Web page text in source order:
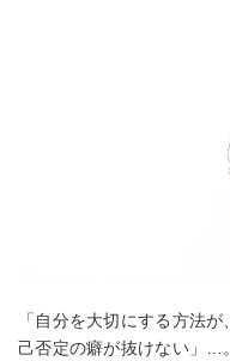
「自分を大切にする方法
己否定の癖が抜けない」…